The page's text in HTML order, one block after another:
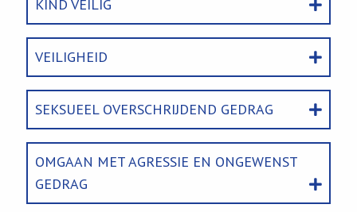
KIND VEILIG
VEILIGHEID
SEKSUEEL OVERSCHRIJDEND GEDRAG
OMGAAN MET AGRESSIE EN ONGEWENST
GEDRAG